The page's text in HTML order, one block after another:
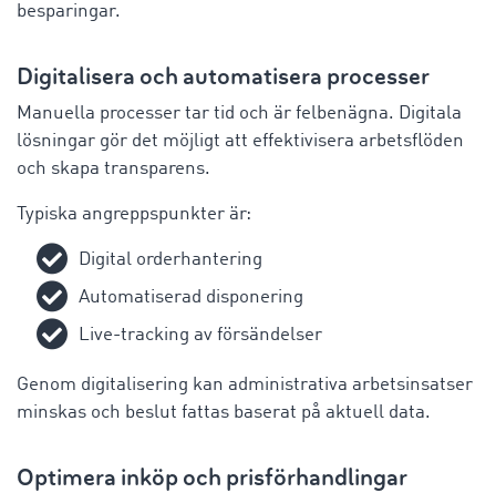
besparingar.
Digitalisera och automatisera processer
Manuella processer tar tid och är felbenägna. Digitala
lösningar gör det möjligt att effektivisera arbetsflöden
och skapa transparens.
Typiska angreppspunkter är:
Digital orderhantering
Automatiserad disponering
Live-tracking av försändelser
Genom digitalisering kan administrativa arbetsinsatser
minskas och beslut fattas baserat på aktuell data.
Optimera inköp och prisförhandlingar